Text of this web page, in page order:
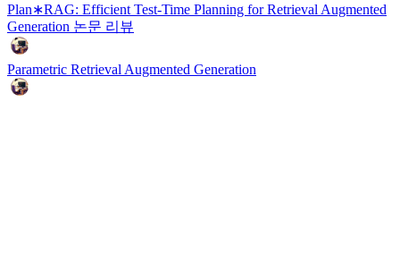
Plan∗RAG: Efficient Test-Time Planning for Retrieval Augmented
Generation 논문 리뷰
Parametric Retrieval Augmented Generation